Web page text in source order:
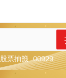
股票抽籤 00929